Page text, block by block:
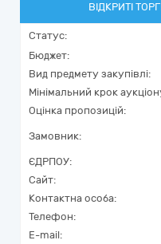
ВІДКРИТІ
Статус:
Бюджет:
Вид предмету закупівлі:
Мінімальний крок
Оцінка пропозицій:
Замовник:
ЄДРПОУ:
Сайт:
Контактна особа:
Телефон:
E-mail: